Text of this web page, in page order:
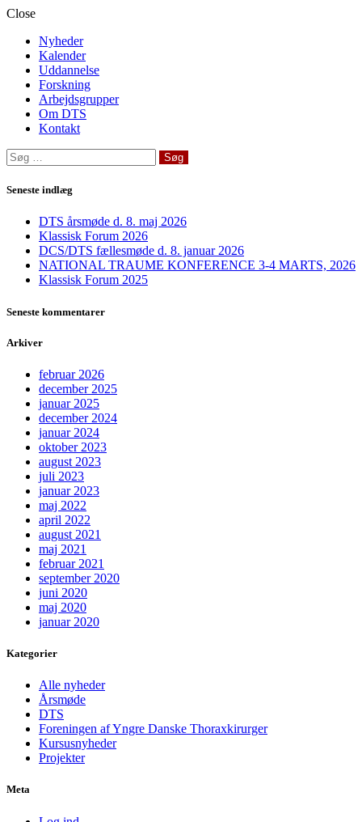
Close
Nyheder
Kalender
Uddannelse
Forskning
Arbejdsgrupper
Om DTS
Kontakt
Søg
efter:
Seneste indlæg
DTS årsmøde d. 8. maj 2026
Klassisk Forum 2026
DCS/DTS fællesmøde d. 8. januar 2026
NATIONAL TRAUME KONFERENCE 3-4 MARTS, 2026
Klassisk Forum 2025
Seneste kommentarer
Arkiver
februar 2026
december 2025
januar 2025
december 2024
januar 2024
oktober 2023
august 2023
juli 2023
januar 2023
maj 2022
april 2022
august 2021
maj 2021
februar 2021
september 2020
juni 2020
maj 2020
januar 2020
Kategorier
Alle nyheder
Årsmøde
DTS
Foreningen af Yngre Danske Thoraxkirurger
Kursusnyheder
Projekter
Meta